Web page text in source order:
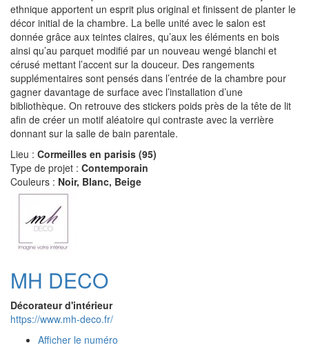
ethnique apportent un esprit plus original et finissent de planter le
décor initial de la chambre. La belle unité avec le salon est
donnée grâce aux teintes claires, qu’aux les éléments en bois
ainsi qu’au parquet modifié par un nouveau wengé blanchi et
cérusé mettant l’accent sur la douceur. Des rangements
supplémentaires sont pensés dans l’entrée de la chambre pour
gagner davantage de surface avec l’installation d’une
bibliothèque. On retrouve des stickers poids près de la tête de lit
afin de créer un motif aléatoire qui contraste avec la verrière
donnant sur la salle de bain parentale.
Lieu : Cormeilles en parisis (95)
Type de projet : Contemporain
Couleurs : Noir, Blanc, Beige
MH DECO
Décorateur d'intérieur
https://www.mh-deco.fr/
Afficher le numéro